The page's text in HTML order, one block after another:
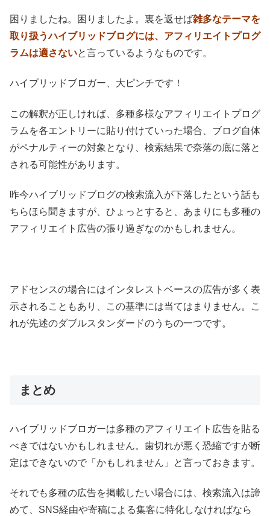
困りましたね。困りましたよ。裏を返せば雑多なテーマを
取り扱うハイブリッドブログには、アフィリエイトプログ
ラムは適さないと言っているようなものです。
ハイブリッドブロガー、大ピンチです！
この解釈が正しければ、多種多様なアフィリエイトプログ
ラムを各エントリーに貼り付けていった場合、ブログ自体
がペナルティーの対象となり、検索結果で奈落の底に落と
される可能性があります。
昨今ハイブリッドブログの検索流入が下落したという話も
ちらほら聞きますが、ひょっとすると、あまりにも多種の
アフィリエイト広告の張り過ぎなのかもしれません。
アドセンスの場合にはインタレストベースの広告が多く表
示されることもあり、この基準には当てはまりません。こ
れが先述のダブルスタンダードのうちの一つです。
まとめ
ハイブリッドブロガーは多種のアフィリエイト広告を貼る
べきではないかもしれません。歯切れが悪く恐縮ですが断
定はできないので「かもしれません」と言っておきます。
それでも多種の広告を掲載したい場合には、検索流入は諦
めて、SNS経由や寄稿による集客に特化しなければなら